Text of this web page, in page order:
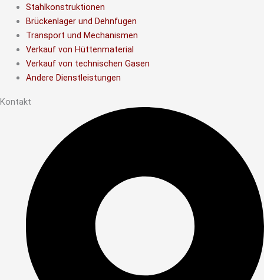
Stahlkonstruktionen
Brückenlager und Dehnfugen
Transport und Mechanismen
Verkauf von Hüttenmaterial
Verkauf von technischen Gasen
Andere Dienstleistungen
Kontakt